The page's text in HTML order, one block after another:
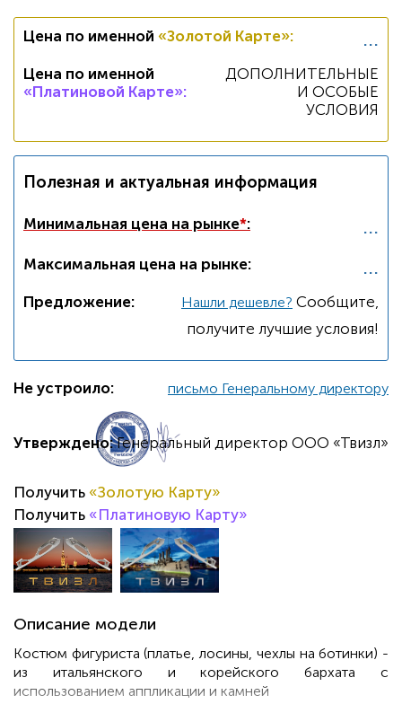
Цена по именной «Золотой Карте»: ...
Цена по именной
«Платиновой Карте»:
ДОПОЛНИТЕЛЬНЫЕ
И ОСОБЫЕ
УСЛОВИЯ
Полезная и актуальная информация
Минимальная цена на рынке*: ...
Максимальная цена на рынке: ...
Предложение: Нашли дешевле? Cообщите,
получите лучшие условия!
Не устроило: письмо Генеральному директору
Утверждено: Генеральный директор ООО «Твизл»
Получить «Золотую Карту»
Получить «Платиновую Карту»
Описание модели
Костюм фигуриста (платье, лосины, чехлы на ботинки) -
из итальянского и корейского бархата с
использованием аппликации и камней